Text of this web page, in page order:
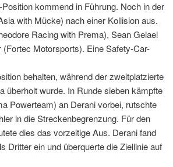
kommend in Führung. Noch in der
with Mücke) nach einer Kollision aus.
Racing with Prema), Sean Gelael
Motorsports). Eine Safety-Car-
behalten, während der zweitplatzierte
überholt wurde. In Runde sieben kämpfte
Powerteam) an Derani vorbei, rutschte
in die Streckenbegrenzung. Für den
dies das vorzeitige Aus. Derani fand
Dritter ein und überquerte die Ziellinie auf